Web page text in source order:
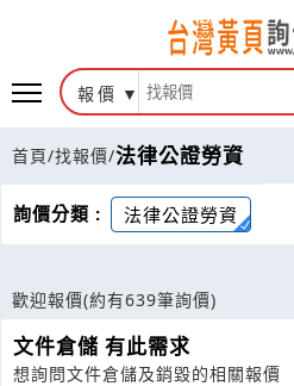
報價
首頁/找報價/法律公證勞資
詢價分類 : 法律公證勞資
歡迎報價(約有639筆詢價)
文件倉儲 有此需求
想詢問文件倉儲及銷毀的相關報價